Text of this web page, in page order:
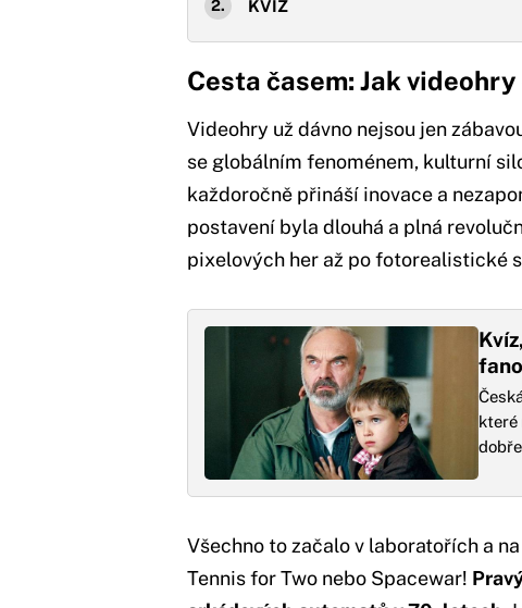
KVÍZ
Cesta časem: Jak
Videohry už dávno nejsou jen
se globálním fenoménem, kulturní
každoročně přináší inovace a
postavení byla dlouhá a plná
pixelových her až po fotorealistické
které
Všechno to začalo v laboratořích a
Tennis for Two nebo Spacewar!